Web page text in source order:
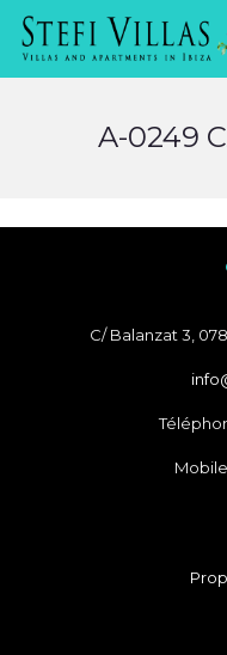
A-0249
C/ Balanzat 3,